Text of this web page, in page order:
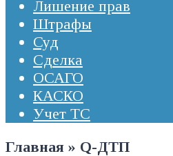
Лишение прав
Штрафы
Суд
Сделка
ОСАГО
КАСКО
Учет ТС
Главная » Q-ДТП